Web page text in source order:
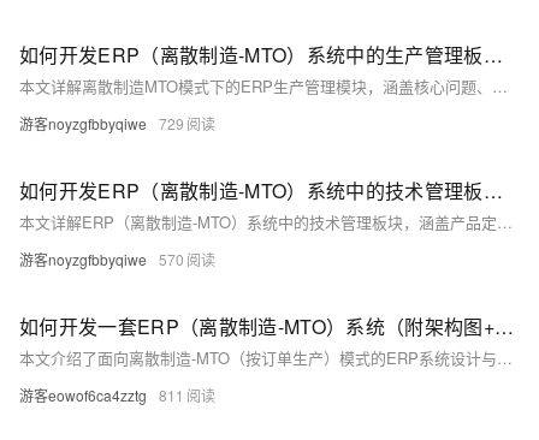
如何开发ERP（离散制造-MTO）系统中的生产管理板块（附架构图+流程图+代码参考）
本文详解离散制造MTO模式下的ERP生产管理模块，涵盖核心问题、系统架构、关键流程、开发技巧及数据库设计，助力企业打通计划与执行“最后一公里”，提升交付率、降低库存与浪费。
游客noyzgfbbyqiwe 729
如何开发ERP（离散制造-MTO）系统中的技术管理板块（附架构图+流程图+代码参考）
本文详解ERP（离散制造-MTO）系统中的技术管理板块，涵盖产品定义、BOM、工序、工艺文件及变更控制的结构化与系统化管理。内容包括技术管理的核心目标、总体架构、关键组件、业务流程、开发技巧与最佳实践，并提供完整的参考代码，助力企业将技术数据转化为可执行的生产指令，提升制造效率与质量。
游客noyzgfbbyqiwe 570
如何开发一套ERP（离散制造-MTO）系统（附架构图+流程图+代码参考）
本文介绍了面向离散制造-MTO（按订单生产）模式的ERP系统设计与实现方法。内容涵盖ERP系统定义、总体架构设计、主要功能模块解析、关键业务流程（订单到交付、BOM展开、MRP逻辑、排产等）、开发技巧（DDD、微服务、事件驱动）、参考代码示例、部署上线注意事项及实施效果评估。旨在帮助企业与开发团队构建高效、灵活、可扩展的ERP系统，提升订单交付能力与客户满意度。
游客eowof6ca4zztg 811